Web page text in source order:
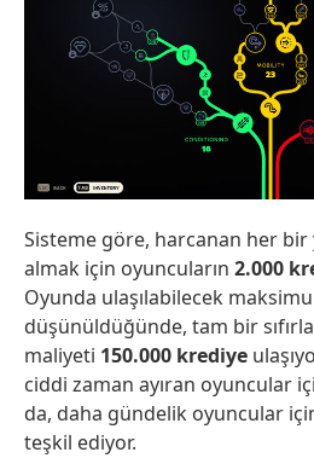
Sisteme göre, harcanan her bir
almak için oyuncuların 2.000
Oyunda ulaşılabilecek
düşünüldüğünde, tam bir
maliyeti 150.000 krediye
ciddi zaman ayıran oyuncular
da, daha gündelik oyuncular
teşkil ediyor.